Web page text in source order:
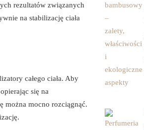
rezultatów związanych
na stabilizację ciała
całego ciała. Aby
się na
można mocno rozciągnąć.